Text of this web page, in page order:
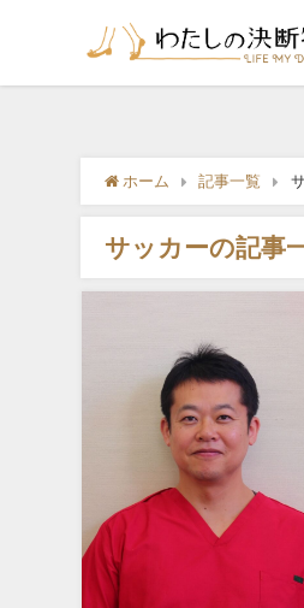
ホーム 記事一覧
サッカーの記事